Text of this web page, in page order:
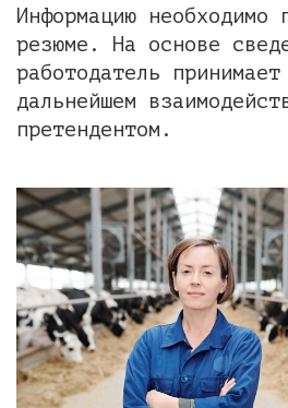
Информацию необходимо
резюме. На основе
работодатель
дальнейшем
претендентом.